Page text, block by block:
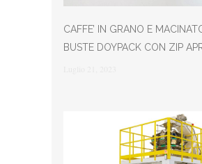
CAFFE’ IN GRANO E
BUSTE DOYPACK CON ZIP